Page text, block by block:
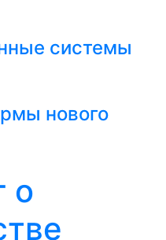
системы
нового
о